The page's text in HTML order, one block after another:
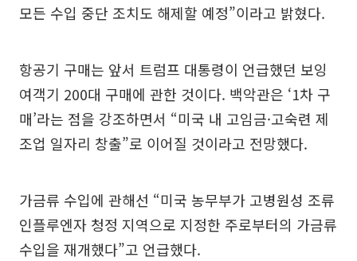
모든 수입 중단 조치도 해제할 예정”이라고 밝혔다.
항공기 구매는 앞서 트럼프 대통령이 언급했던 보잉
여객기 200대 구매에 관한 것이다. 백악관은 ‘1차 구
매’라는 점을 강조하면서 “미국 내 고임금·고숙련 제
조업 일자리 창출”로 이어질 것이라고 전망했다.
가금류 수입에 관해선 “미국 농무부가 고병원성 조류
인플루엔자 청정 지역으로 지정한 주로부터의 가금류
수입을 재개했다”고 언급했다.